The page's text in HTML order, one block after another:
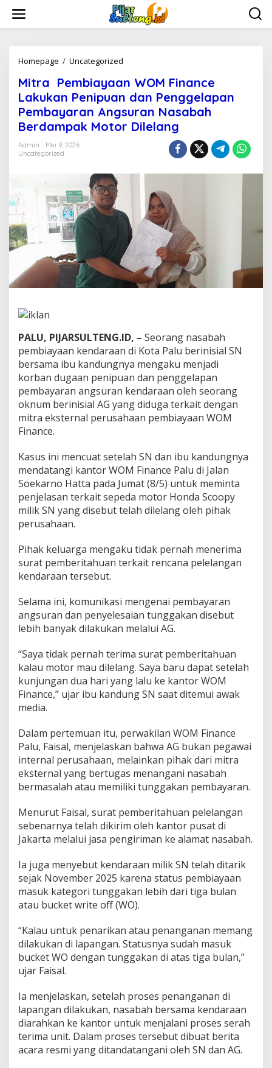
w
Homepage / Uncategorized
t
r
a
P
a
n
W
O
M
F
i
n
e
a
k
u
k
a
n
P
i
p
u
a
n
d
e
n
e
a
p
n
P
e
m
b
a
r
a
n
A
n
u
r
a
N
a
s
a
b
h
B
e
r
m
p
a
k
M
o
Mitra Pembiayaan WOM Finance
Lakukan Penipuan dan Penggelapan
Pembayaran Angsuran Nasabah
Berdampak Motor Dilelang
Admin
Mei 9, 2026
Uncategorized
PALU, PIJARSULTENG.ID, – Seorang nasabah
pembiayaan kendaraan di Kota Palu berinisial SN
bersama ibu kandungnya mengaku menjadi
korban dugaan penipuan dan penggelapan
pembayaran angsuran kendaraan oleh seorang
oknum berinisial AG yang diduga terkait dengan
mitra eksternal perusahaan pembiayaan WOM
Finance.
Kasus ini mencuat setelah SN dan ibu kandungnya
mendatangi kantor WOM Finance Palu di Jalan
Soekarno Hatta pada Jumat (8/5) untuk meminta
penjelasan terkait sepeda motor Honda Scoopy
milik SN yang disebut telah dilelang oleh pihak
perusahaan.
Pihak keluarga mengaku tidak pernah menerima
surat pemberitahuan terkait rencana pelelangan
kendaraan tersebut.
Selama ini, komunikasi mengenai pembayaran
angsuran dan penyelesaian tunggakan disebut
lebih banyak dilakukan melalui AG.
“Saya tidak pernah terima surat pemberitahuan
kalau motor mau dilelang. Saya baru dapat setelah
kunjungan dua hari yang lalu ke kantor WOM
Finance,” ujar ibu kandung SN saat ditemui awak
media.
Dalam pertemuan itu, perwakilan WOM Finance
Palu, Faisal, menjelaskan bahwa AG bukan pegawai
internal perusahaan, melainkan pihak dari mitra
eksternal yang bertugas menangani nasabah
bermasalah atau memiliki tunggakan pembayaran.
Menurut Faisal, surat pemberitahuan pelelangan
sebenarnya telah dikirim oleh kantor pusat di
Jakarta melalui jasa pengiriman ke alamat nasabah.
Ia juga menyebut kendaraan milik SN telah ditarik
sejak November 2025 karena status pembiayaan
masuk kategori tunggakan lebih dari tiga bulan
atau bucket write off (WO).
“Kalau untuk penarikan atau penanganan memang
dilakukan di lapangan. Statusnya sudah masuk
bucket WO dengan tunggakan di atas tiga bulan,”
ujar Faisal.
Ia menjelaskan, setelah proses penanganan di
lapangan dilakukan, nasabah bersama kendaraan
diarahkan ke kantor untuk menjalani proses serah
terima unit. Dalam proses tersebut dibuat berita
acara resmi yang ditandatangani oleh SN dan AG.